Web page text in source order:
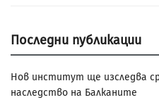
Последни публикации
Нов институт ще изследва
наследство на Балканите